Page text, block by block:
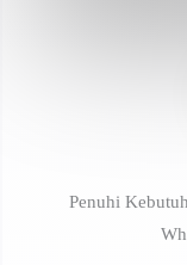
Penuhi